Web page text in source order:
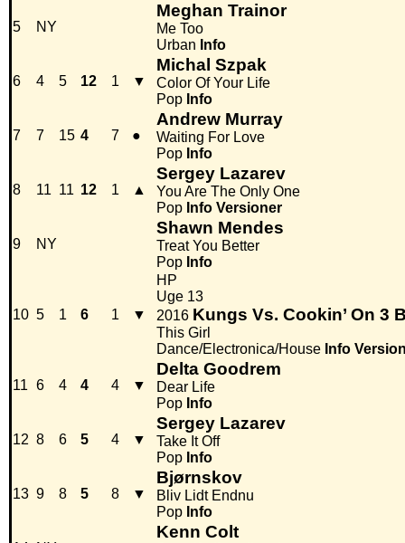
5 NY
Meghan Trainor
Me Too
Urban Info
6 4 5 12 1 ▼
Michal Szpak
Color Of Your Life
Pop Info
7 7 15 4 7 ●
Andrew Murray
Waiting For Love
Pop Info
8 11 11 12 1 ▲
Sergey Lazarev
You Are The Only One
Pop Info Versioner
9 NY
Shawn Mendes
Treat You Better
Pop Info
10 5 1 6 1 ▼
HP
Uge 13
2016 Kungs Vs. Cookin’ On 3
This Girl
Dance/Electronica/House Info
11 6 4 4 4 ▼
Delta Goodrem
Dear Life
Pop Info
12 8 6 5 4 ▼
Sergey Lazarev
Take It Off
Pop Info
13 9 8 5 8 ▼
Bjørnskov
Bliv Lidt Endnu
Pop Info
Kenn Colt